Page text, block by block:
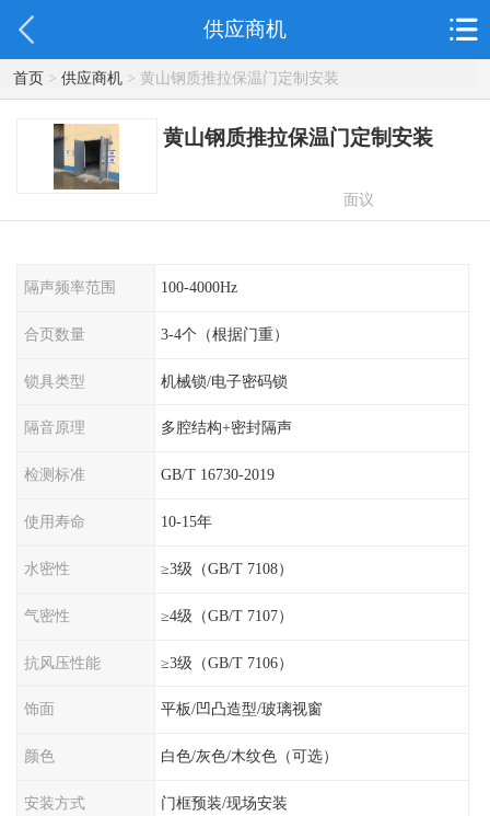
供应商机
首页> 供应商机> 黄山钢质推拉保温门定制安装
黄山钢质推拉保温门定制安装
面议
隔声频率范围 100-4000Hz
合页数量 3-4个（根据门重）
锁具类型 机械锁/电子密码锁
隔音原理 多腔结构+密封隔声
检测标准 GB/T 16730-2019
使用寿命 10-15年
水密性 ≥3级（GB/T 7108）
气密性 ≥4级（GB/T 7107）
抗风压性能 ≥3级（GB/T 7106）
饰面 平板/凹凸造型/玻璃视窗
颜色 白色/灰色/木纹色（可选）
安装方式 门框预装/现场安装